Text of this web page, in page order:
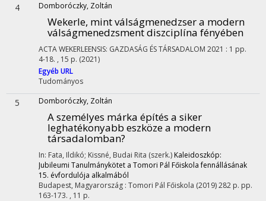
4 Domboróczky, Zoltán
Wekerle, mint válságmenedzser a modern
válságmenedzsment diszciplína fényében
ACTA WEKERLEENSIS: GAZDASÁG ÉS TÁRSADALOM 2021 : 1 pp.
4-18. , 15 p. (2021)
Egyéb URL
Tudományos
5 Domboróczky, Zoltán
A személyes márka építés a siker
leghatékonyabb eszköze a modern
társadalomban?
In: Fata, Ildikó; Kissné, Budai Rita (szerk.) Kaleidoszkóp:
Jubileumi Tanulmánykötet a Tomori Pál Főiskola fennállásának
15. évfordulója alkalmából
Budapest, Magyarország : Tomori Pál Főiskola (2019)282 p. pp.
163-173. , 11 p.